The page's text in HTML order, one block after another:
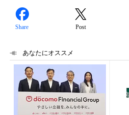
Share Post
あなたにオススメ